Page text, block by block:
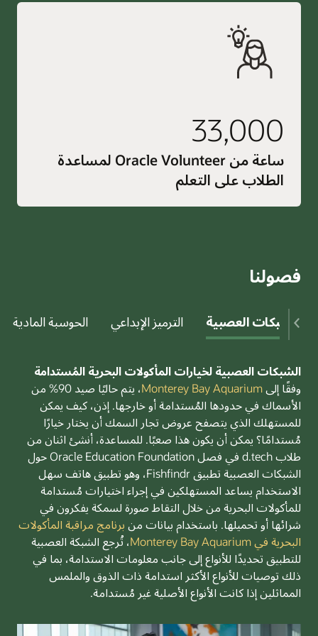
33,000
ساعة من Oracle Volunteer لمساعدة
الطلاب على التعلم
فصولنا
الشبكات العصبية الترميز الإبداعي الحوسبة المادية
الشبكات العصبية لخيارات المأكولات البحرية المُستدامة
وفقًا إلى Monterey Bay Aquarium
، يتم حاليًا صيد 90% من
الأسماك في حدودها المُستدامة أو خارجها. إذن، كيف يمكن
للمستهلك الذي يتصفح عروض تجار السمك أن يختار خيارًا
مُستدامًا؟ يمكن أن يكون هذا صعبًا. للمساعدة، أنشئ اثنان من
طلاب d.tech في فصل Oracle Education Foundation حول
الشبكات العصبية تطبيق Fishfindr، وهو تطبيق هاتف سهل
الاستخدام يساعد المستهلكين في إجراء اختيارات مُستدامة
للمأكولات البحرية من خلال التقاط صورة لسمكة يفكرون في
شرائها أو تحميلها. باستخدام بيانات من برنامج مراقبة المأكولات
البحرية في Monterey Bay Aquarium
، تُرجع الشبكة العصبية
للتطبيق تحديدًا للأنواع إلى جانب معلومات الاستدامة، بما في
ذلك توصيات للأنواع الأكثر استدامة ذات الذوق والملمس
المماثلين إذا كانت الأنواع الأصلية غير مُستدامة.